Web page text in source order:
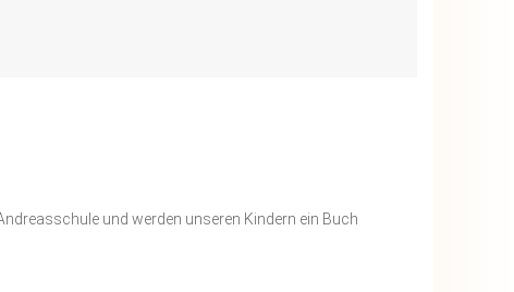
und werden unseren Kindern ein Buch